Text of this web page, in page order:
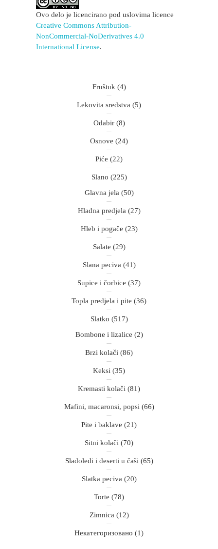
Ovo delo je licencirano pod uslovima licence
Creative Commons Attribution-
NonCommercial-NoDerivatives 4.0
International License.
Fruštuk (4)
Lekovita sredstva (5)
Odabir(8)
Osnove (24)
Piće (22)
Slano (225)
Glavna jela (50)
Hladna predjela (27)
Hleb i pogače (23)
Salate (29)
Slana peciva (41)
Supice i čorbice (37)
Topla predjela i pite (36)
Slatko (517)
Bombone i lizalice (2)
Brzi kolači (86)
Keksi (35)
Kremasti kolači (81)
Mafini, macaronsi, popsi (66)
Pite i baklave (21)
Sitni kolači (70)
Sladoledi i deserti u čaši (65)
Slatka peciva (20)
Torte (78)
Zimnica (12)
Некатегоризовано (1)